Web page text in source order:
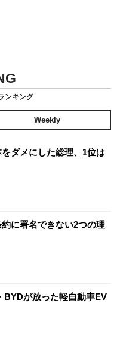
ンキング
Weekly
ダメにした総理、1位は
に署名できない2つの理
BYDが放った軽自動車EV